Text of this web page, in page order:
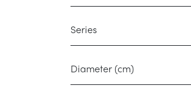
Series
Diameter (cm)